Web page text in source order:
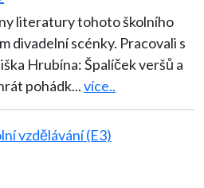
literatury tohoto školního
scénky. Pracovali s
Hrubína: Špalíček veršů a
pohádk...více..